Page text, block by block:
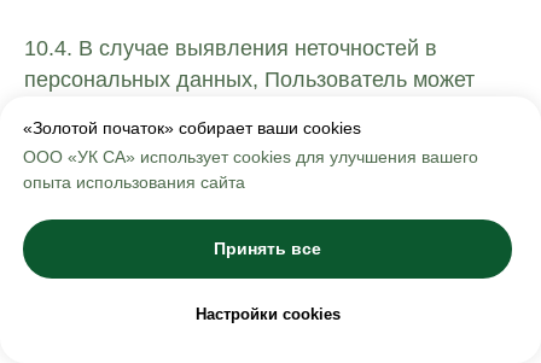
«Золотой початок» собирает ваши cookies
ООО «УК СА» использует cookies для улучшения вашего
опыта использования сайта
Принять все
Настройки cookies
10.4. В случае выявления неточностей в
персональных данных, Пользователь может
направления Оператору уведомление на адрес
электронной почты Оператора info@zolpoch.ru с
данных».
определяется достижением целей, для которых